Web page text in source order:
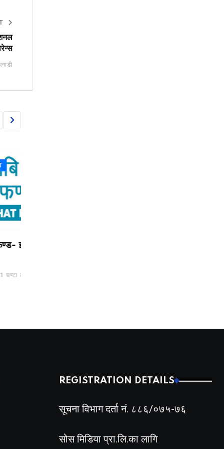
ले इकाईधनीलाई आकर्षक
अगाडी
REGISTRATION DETAILS
सूचना विभाग दर्ता नं. ८८६/०७५-७६
सोस मिडिया प्रा.लि.का लागि